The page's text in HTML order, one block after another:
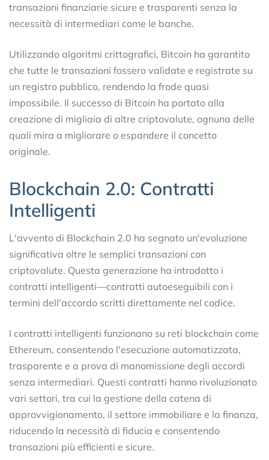
transazioni finanziarie sicure e trasparenti senza la
necessità di intermediari come le banche.
Utilizzando algoritmi crittografici, Bitcoin ha garantito
che tutte le transazioni fossero validate e registrate su
un registro pubblico, rendendo la frode quasi
impossibile. Il successo di Bitcoin ha portato alla
creazione di migliaia di altre criptovalute, ognuna delle
quali mira a migliorare o espandere il concetto
originale.
Blockchain 2.0: Contratti
Intelligenti
L'avvento di Blockchain 2.0 ha segnato un'evoluzione
significativa oltre le semplici transazioni con
criptovalute. Questa generazione ha introdotto i
contratti intelligenti—contratti autoeseguibili con i
termini dell'accordo scritti direttamente nel codice.
I contratti intelligenti funzionano su reti blockchain come
Ethereum, consentendo l'esecuzione automatizzata,
trasparente e a prova di manomissione degli accordi
senza intermediari. Questi contratti hanno rivoluzionato
vari settori, tra cui la gestione della catena di
approvvigionamento, il settore immobiliare e la finanza,
riducendo la necessità di fiducia e consentendo
transazioni più efficienti e sicure.